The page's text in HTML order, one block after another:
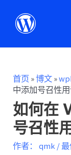
首页 »博文 »
中添加号召性用
如何在
号召性
作者： qmk /